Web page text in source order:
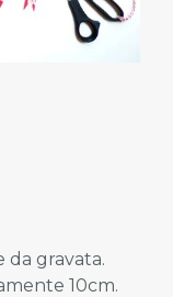
da gravata.
10cm.